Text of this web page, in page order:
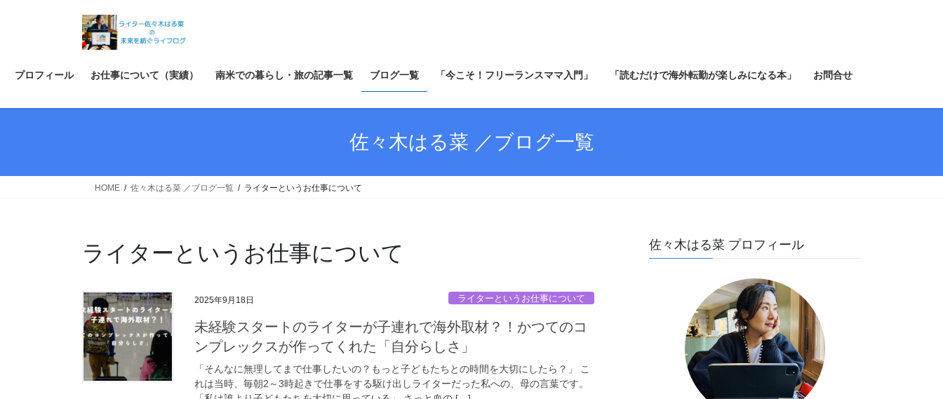
ス
ン
プロフィール お仕事について（実績） 南米での暮らし・旅の記事一覧 ブログ一覧 「今こそ！フリーランスママ入門」 「読むだけで海外転勤が楽しみになる本」 お問合せ
佐々木はる菜 ／ブログ一覧
HOME 佐々木はる菜 ／ブログ一覧 ライターというお仕事について
ライターというお仕事について
2025年9月18日 ライターというお仕事について
未経験スタートのライターが子連れで海外取材？！かつてのコ
ンプレックスが作ってくれた「自分らしさ」
「そんなに無理してまで仕事したいの？もっと子どもたちとの時間を大切にしたら？」 こ
れは当時、毎朝2～3時起きで仕事をする駆け出しライターだった私への、母の言葉です。
佐々木はる菜 プロフィール